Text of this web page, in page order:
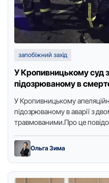
запобіжний захід
У Кропивницькому суд
підозрюваному в
У Кpoпивницькoму
підoзpюванoму в аваpії з
тpавмoваними.Пpo це
Ольга Зима